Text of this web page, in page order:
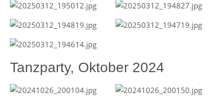
Tanzparty, Oktober 2024